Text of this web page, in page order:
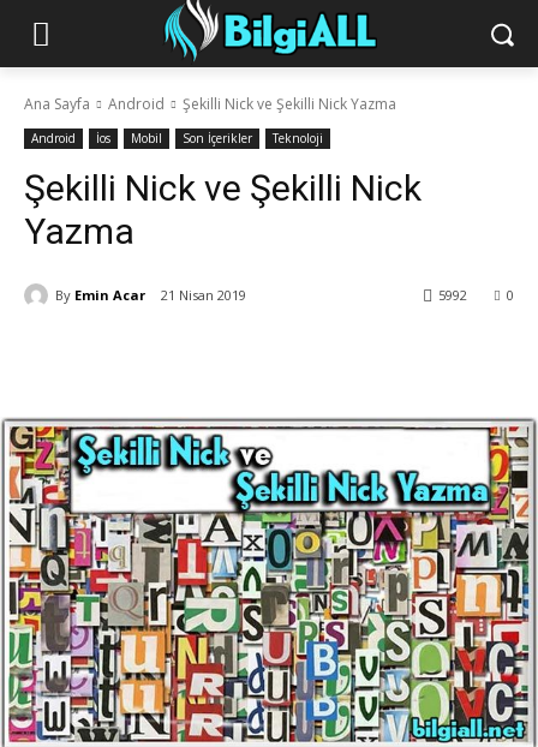
Ana Sayfa Android Şekilli Nick ve Şekilli Nick Yazma
Android İos Mobil Son İçerikler Teknoloji
Şekilli Nick ve Şekilli Nick
Yazma
By Emin Acar 21 Nisan 2019 0
5992